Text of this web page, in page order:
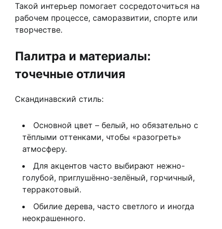
Такой интерьер помогает сосредоточиться на
рабочем процессе, саморазвитии, спорте или
творчестве.
Палитра и материалы:
точечные отличия
Скандинавский стиль:
Основной цвет – белый, но обязательно с
тёплыми оттенками, чтобы «разогреть»
атмосферу.
Для акцентов часто выбирают нежно-
голубой, приглушённо-зелёный, горчичный,
терракотовый.
Обилие дерева, часто светлого и иногда
неокрашенного.